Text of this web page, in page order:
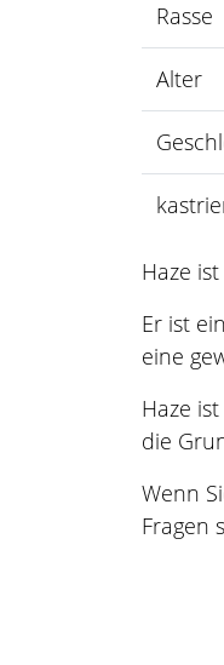
Rasse
Alter
Haze
Er ist
eine
Haze
die
Wenn
Fragen